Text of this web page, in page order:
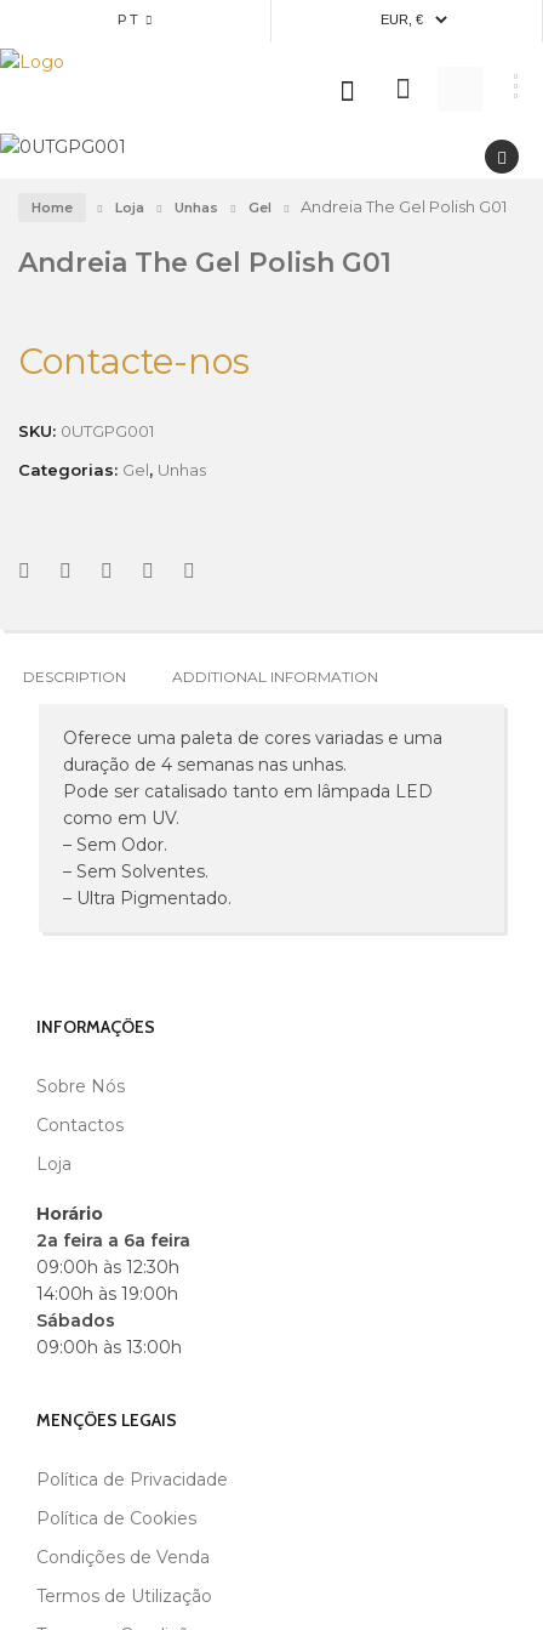
PT
Home Loja Unhas Gel Andreia The Gel Polish G01
Andreia The Gel Polish G01
Contacte-nos
SKU: 0UTGPG001
Categorias: Gel, Unhas
DESCRIPTION ADDITIONAL INFORMATION
Oferece uma paleta de cores variadas e uma
duração de 4 semanas nas unhas.
Pode ser catalisado tanto em lâmpada LED
como em UV.
– Sem Odor.
– Sem Solventes.
– Ultra Pigmentado.
MARCA
INFORMAÇÕES
Sobre Nós
Contactos
Loja
Horário
2a feira a 6a feira
09:00h às 12:30h
14:00h às 19:00h
Sábados
09:00h às 13:00h
MENÇÕES LEGAIS
Política de Privacidade
Política de Cookies
Condições de Venda
Termos de Utilização